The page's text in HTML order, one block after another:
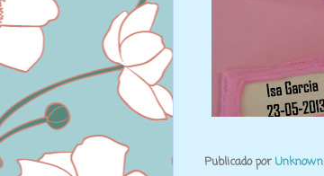
Publicado porUnknown